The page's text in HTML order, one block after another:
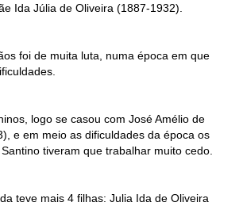
Ida Júlia de Oliveira (1887-1932).
foi de muita luta, numa época em que
logo se casou com José Amélio de
e em meio as dificuldades da época os
tiveram que trabalhar muito cedo.
teve mais 4 filhas: Julia Ida de Oliveira